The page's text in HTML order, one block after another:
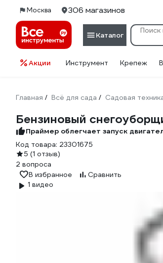
Москва 306 магазинов
Каталог
Акции Инструмент Крепеж
Главная / Всё для сада / Садовая
Бензиновый
Праймер облегчает запуск
Код товара: 23301675
5 (1 отзыв)
2 вопроса
В избранное
Сравнить
1 видео